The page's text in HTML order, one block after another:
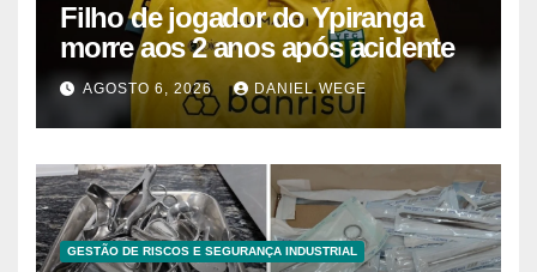
Filho de jogador do Ypiranga
morre aos 2 anos após acidente
AGOSTO 6, 2026 DANIEL WEGE
GESTÃO DE RISCOS E SEGURANÇA INDUSTRIAL